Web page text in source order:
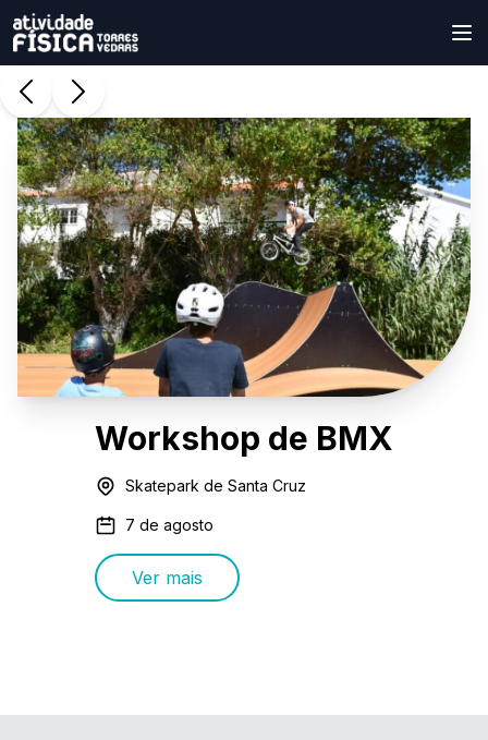
Workshop de BMX
Skatepark de Santa Cruz
7 de agosto
Ver mais